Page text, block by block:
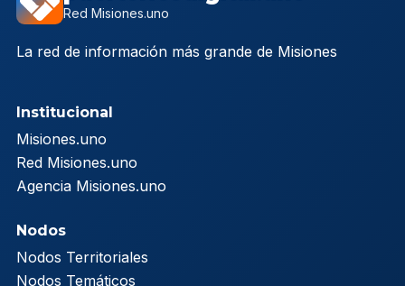
Red Misiones.uno
La red de información más grande de Misiones
Institucional
Misiones.uno
Red Misiones.uno
Agencia Misiones.uno
Nodos
Nodos Territoriales
Nodos Temáticos